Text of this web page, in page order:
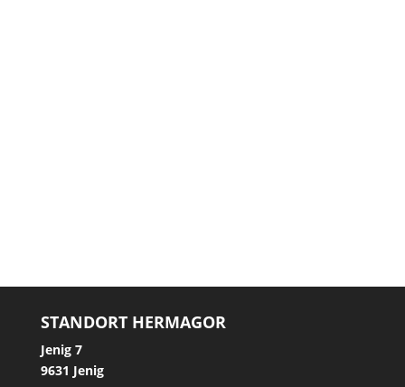
STANDORT HERMAGOR
Jenig 7
9631 Jenig